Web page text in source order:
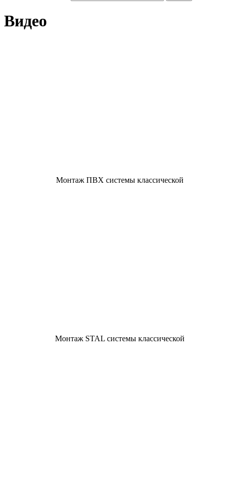
Видео
Монтаж ПВХ системы классической
Монтаж STAL системы классической